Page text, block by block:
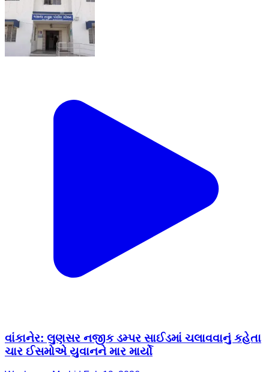
વાંકાનેર: લુણસર નજીક ડમ્પર સાઈડમાં ચલાવવાનું કહેતા
ચાર ઈસમોએ યુવાનને માર માર્યો